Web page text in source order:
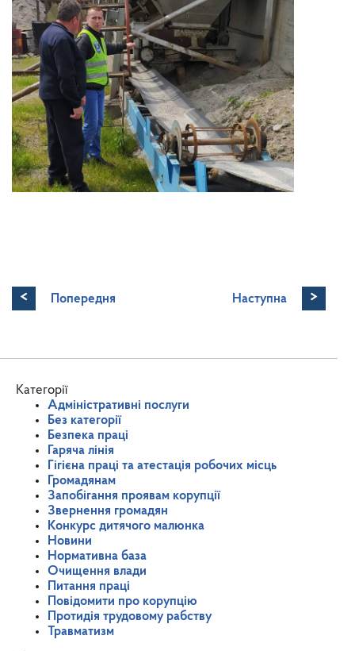
< Попередня Наступна >
Категорії
Адміністративні послуги
Без категорії
Безпека праці
Гаряча лінія
Гігієна праці та атестація робочих місць
Громадянам
Запобігання проявам корупції
Звернення громадян
Конкурс дитячого малюнка
Новини
Нормативна база
Очищення влади
Питання праці
Повідомити про корупцію
Протидія трудовому рабству
Травматизм